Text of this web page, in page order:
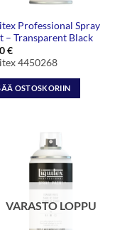
Professional Spray
– Transparent Black
€
4450268
OSTOSKORIIN
VARASTO LOPPU